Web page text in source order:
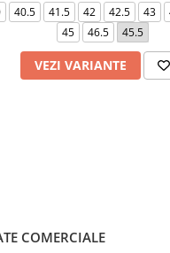
40.5 41.5 42 42.5 43
45
46.5 45.5
VEZI VARIANTE
COMERCIALE